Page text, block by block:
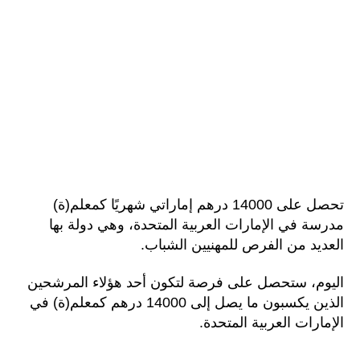
تحصل على 14000 درهم إماراتي شهريًا كمعلم(ة)
مدرسة في الإمارات العربية المتحدة، وهي دولة بها
العديد من الفرص للمهنيين الشباب.
اليوم، ستحصل على فرصة لتكون أحد هؤلاء المرشحين
الذين يكسبون ما يصل إلى 14000 درهم كمعلم(ة) في
الإمارات العربية المتحدة.